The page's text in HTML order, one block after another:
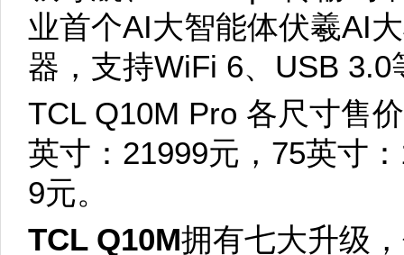
业首个AI大智能体伏羲AI
器，支持WiFi 6、USB 3.0
TCL Q10M Pro 各尺寸售
英寸：21999元，75英寸
9元。
TCL Q10M拥有七大升级